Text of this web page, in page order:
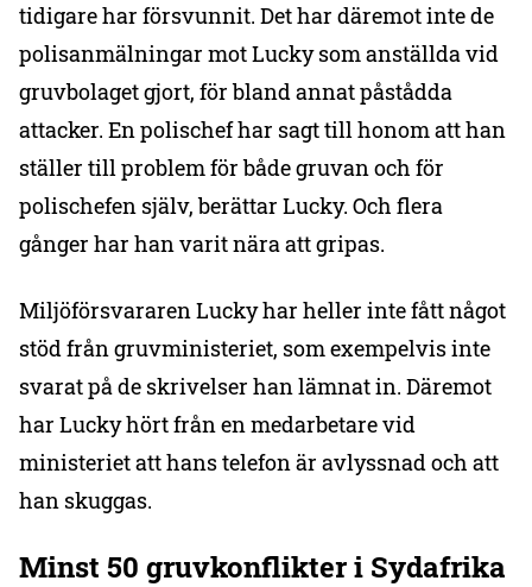
tidigare har försvunnit. Det har däremot inte de
polisanmälningar mot Lucky som anställda vid
gruvbolaget gjort, för bland annat påstådda
attacker. En polischef har sagt till honom att han
ställer till problem för både gruvan och för
polischefen själv, berättar Lucky. Och flera
gånger har han varit nära att gripas.
Miljöförsvararen Lucky har heller inte fått något
stöd från gruvministeriet, som exempelvis inte
svarat på de skrivelser han lämnat in. Däremot
har Lucky hört från en medarbetare vid
ministeriet att hans telefon är avlyssnad och att
han skuggas.
Minst 50 gruvkonflikter i Sydafrika